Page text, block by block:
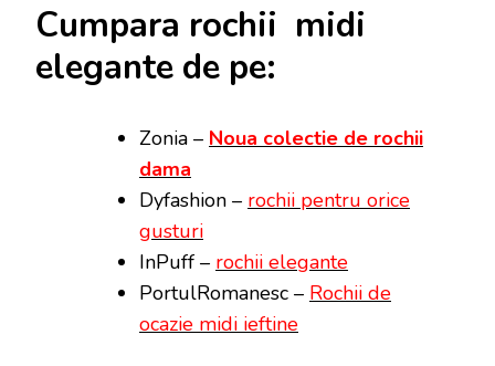
Cumpara rochii midi
elegante de pe:
Zonia – Noua colectie de rochii
dama
Dyfashion – rochii pentru orice
gusturi
InPuff – rochii elegante
PortulRomanesc – Rochii de
ocazie midi ieftine